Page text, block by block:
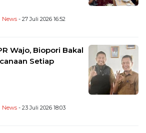
News - 27 Juli 2026 16:52
Wajo, Biopori Bakal
Setiap
News - 23 Juli 2026 18:03